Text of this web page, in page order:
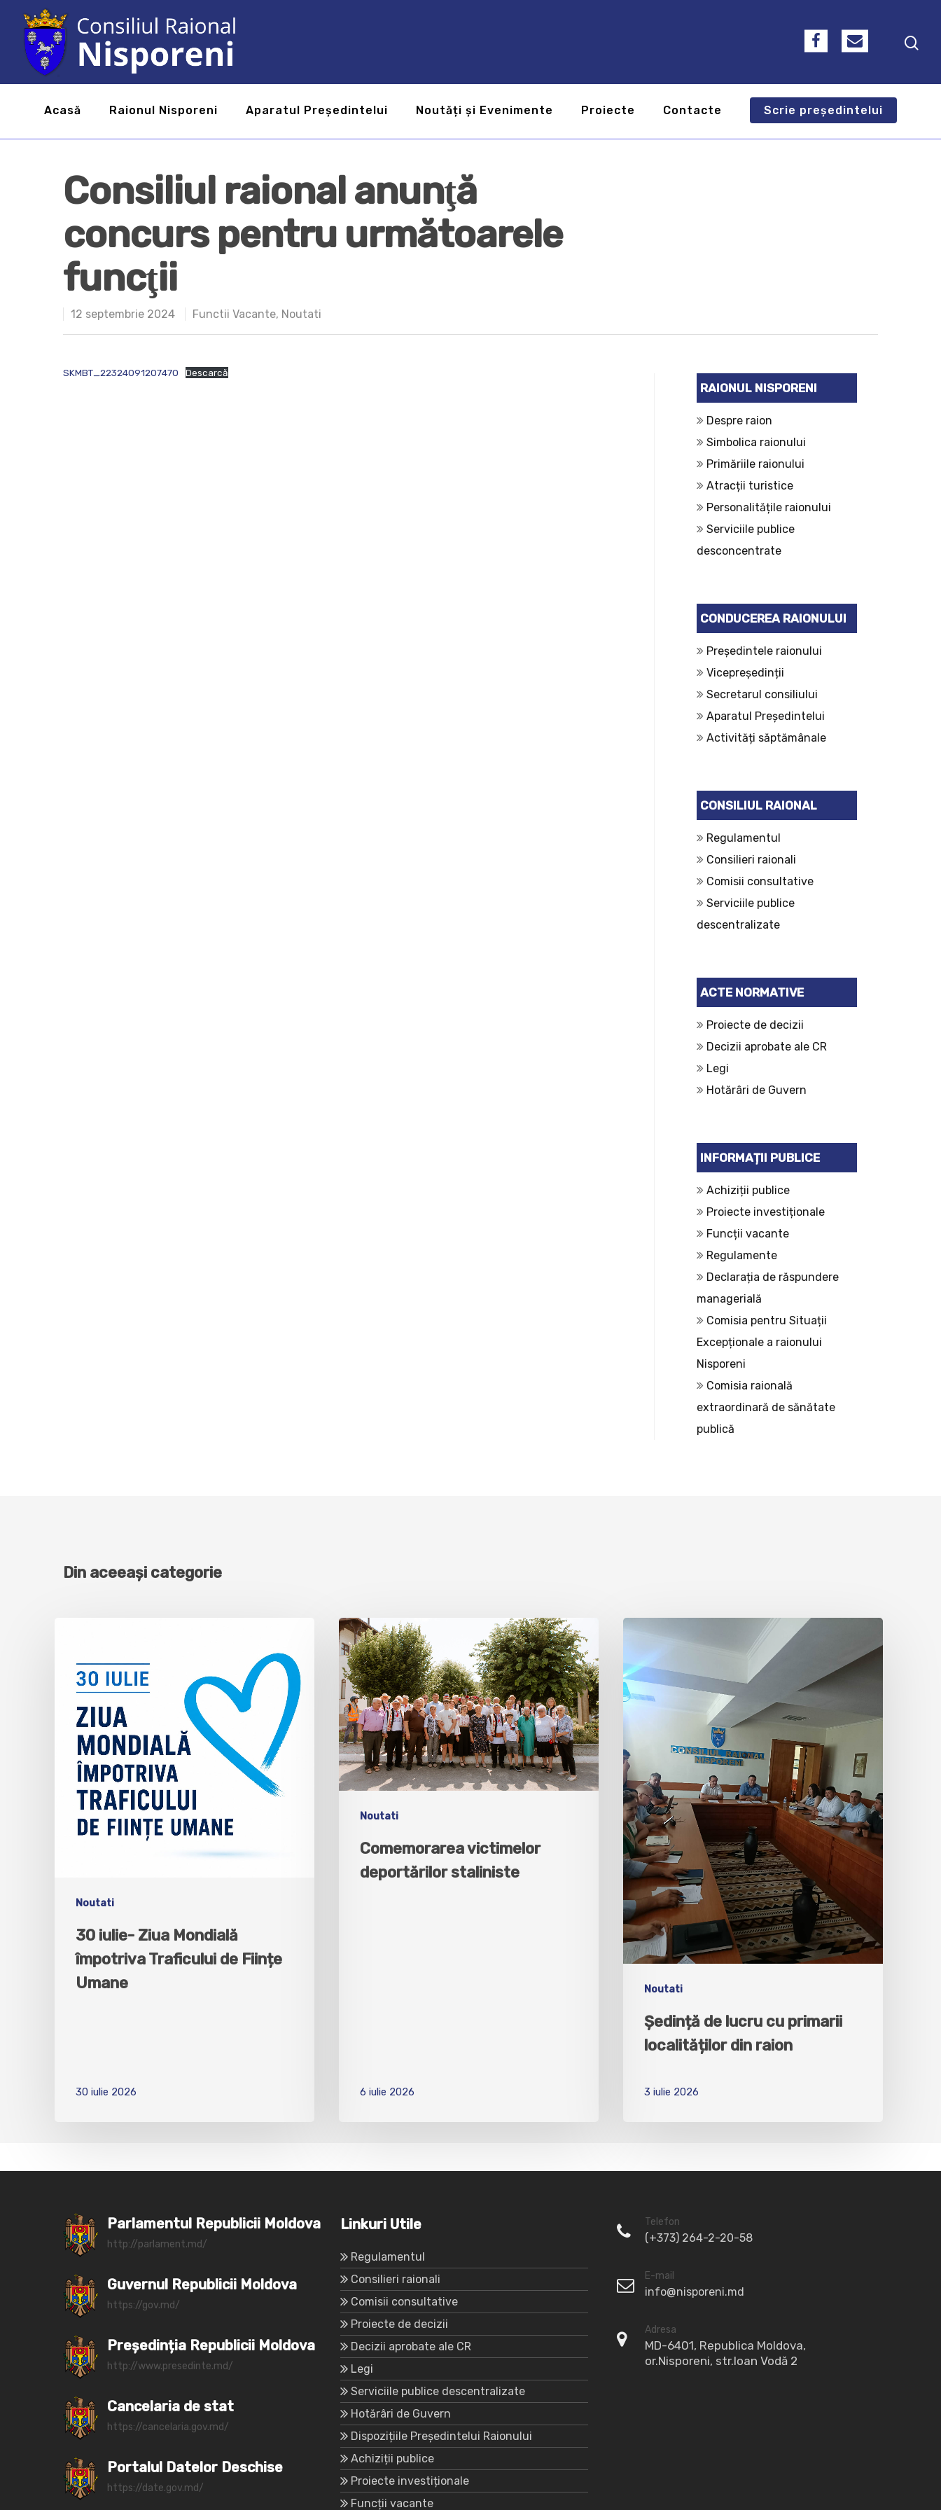
Acasă Raionul Nisporeni Aparatul Președintelui Noutăți și Evenimente Proiecte Contacte Scrie președintelui
Consiliul raional anunţă
concurs pentru următoarele
funcţii
12 septembrie 2024 Functii Vacante, Noutati
SKMBT_22324091207470 Descarcă
RAIONUL NISPORENI
Despre raion
Simbolica raionului
Primăriile raionului
Atracții turistice
Personalitățile raionului
Serviciile publice
desconcentrate
CONDUCEREA RAIONULUI
Președintele raionului
Vicepreședinții
Secretarul consiliului
Aparatul Președintelui
Activități săptămânale
CONSILIUL RAIONAL
Regulamentul
Consilieri raionali
Comisii consultative
Serviciile publice
descentralizate
ACTE NORMATIVE
Proiecte de decizii
Decizii aprobate ale CR
Legi
Hotărâri de Guvern
INFORMAȚII PUBLICE
Achiziții publice
Proiecte investiționale
Funcții vacante
Regulamente
Declarația de răspundere
managerială
Comisia pentru Situații
Excepționale a raionului
Nisporeni
Comisia raională
extraordinară de sănătate
publică
Din aceeași categorie
Noutati
30 iulie- Ziua Mondială
împotriva Traficului de Ființe
Umane
30 iulie 2026
Noutati
Comemorarea victimelor
deportărilor staliniste
6 iulie 2026
Noutati
Ședință de lucru cu primarii
localităților din raion
3 iulie 2026
Parlamentul Republicii Moldova
http://parlament.md/
Guvernul Republicii Moldova
https://gov.md/
Președinția Republicii Moldova
http://www.presedinte.md/
Cancelaria de stat
https://cancelaria.gov.md/
Portalul Datelor Deschise
https://date.gov.md/
Linkuri Utile
Regulamentul
Consilieri raionali
Comisii consultative
Proiecte de decizii
Decizii aprobate ale CR
Legi
Serviciile publice descentralizate
Hotărâri de Guvern
Dispozițiile Președintelui Raionului
Achiziții publice
Proiecte investiționale
Funcții vacante
Telefon
(+373) 264-2-20-58
E-mail
info@nisporeni.md
Adresa
MD-6401, Republica Moldova,
or.Nisporeni, str.Ioan Vodă 2